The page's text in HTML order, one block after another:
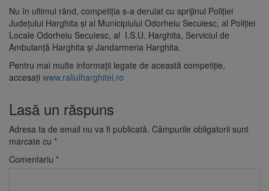
Nu în ultimul rând, competiția s-a derulat cu sprijinul Poliției
Județului Harghita și al Municipiului Odorheiu Secuiesc, al Poliției
Locale Odorheiu Secuiesc, al I.S.U. Harghita, Serviciul de
Ambulanță Harghita și Jandarmeria Harghita.
Pentru mai multe informații legate de această competiție,
accesați www.raliulharghitei.ro
Lasă un răspuns
Adresa ta de email nu va fi publicată. Câmpurile obligatorii sunt
marcate cu *
Comentariu *